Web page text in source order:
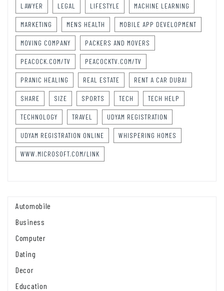
LAWYER LEGAL LIFESTYLE MACHINE LEARNING
MARKETING MENS HEALTH MOBILE APP DEVELOPMENT
MOVING COMPANY PACKERS AND MOVERS
PEACOCK.COM/TV PEACOCKTV.COM/TV
PRANIC HEALING REAL ESTATE RENT A CAR DUBAI
SHARE SIZE SPORTS TECH TECH HELP
TECHNOLOGY TRAVEL UDYAM REGISTRATION
UDYAM REGISTRATION ONLINE WHISPERING HOMES
WWW.MICROSOFT.COM/LINK
Automobile
Business
Computer
Dating
Decor
Education